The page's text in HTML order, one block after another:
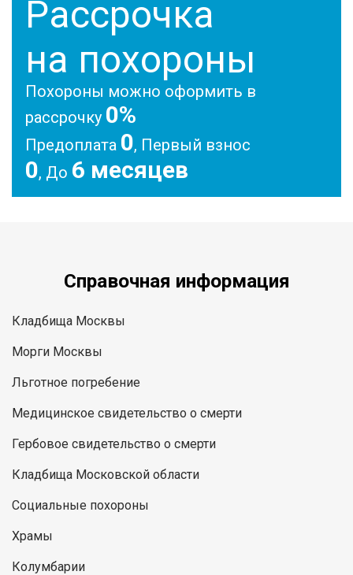
Рассрочка
на похороны
Похороны можно оформить в
рассрочку 0%
Предоплата 0, Первый взнос
0, До 6 месяцев
Справочная информация
Кладбища Москвы
Морги Москвы
Льготное погребение
Медицинское свидетельство о смерти
Гербовое свидетельство о смерти
Кладбища Московской области
Социальные похороны
Храмы
Колумбарии